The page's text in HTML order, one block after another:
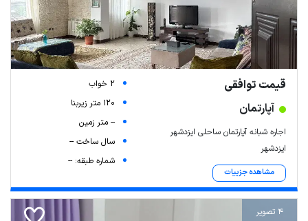
قیمت توافقی
آپارتمان
اجاره شبانه آپارتمان ساحلی ایزدشهر
ایزدشهر
مشاهده جزییات
2 خواب
120 متر زیربنا
-- متر زمین
سال ساخت --
شماره طبقه: --
4 تصویر